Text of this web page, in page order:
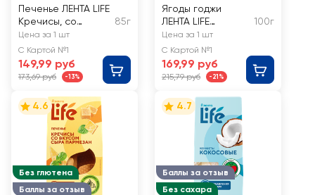
Печенье ЛЕНТА LIFE
Кречисы, со
вкусом вяленых
томатов
85г
Цена за 1 шт
С Картой №1
149,99 руб
173,69 руб -13%
Ягоды годжи
ЛЕНТА LIFE
сушеные
100г
Цена за 1 шт
С Картой №1
169,99 руб
215,79 руб -21%
Без глютена
Баллы за отзыв
4.6
Баллы за отзыв
Без сахара
4.7